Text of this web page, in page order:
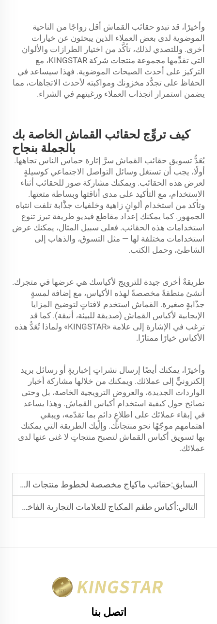
وأخيرًا، قد تبدو حقائب القماش أقل رواجًا من الناحية
الموضوية لدى بعض العملاء الذين يبحثون عن خيارات
أخرى. وللتصدي لذلك، تأكَّد من اختيار الطرازات والألوان
التي تقدِّمها مجموعة منتجات شركة KINGSTAR، مع
التركيز على أحدث الصيحات الموضوية. فهذا سيساعد في
الحفاظ على تجدُّد مخزونك ومواكبته لأحدث الاتجاهات، مما
يضمن استمرار انجذاب العملاء ورغبتهم في الشراء.
كيف تروِّج لحقائب القماش الخاصة بك
بالجملة بنجاح
يُعَدُّ تسويق حقائب القماش سرَّ إثارة حماس الناس تجاهها.
أولًا، يجب أن تستغل وسائل التواصل الاجتماعي كوسيلةٍ
لعرض هذه الحقائب. ويمكنك مشاركة صور للحقائب أثناء
الاستخدام، مع التأكيد على مدى أناقتها وبساطة متعتها.
وتأكد من استخدام ألوانٍ زاهية وخلفيات جذَّابة تلفت انتباه
الجمهور. كما يمكنك إعداد مقاطع فيديو طريفة تبرز تنوع
استخدامات هذه الحقائب. فعلى سبيل المثال، يمكنك عرض
استخدامات مختلفة لها — مثل التسوق، والذهاب إلى
الشاطئ، وحمل الكتب.
طريقةٌ أخرى جيدة للترويج لأكياسك هي عرضها في متجرك.
أنشئ منطقةً مخصصةً لهذه الأكياس، مع إضافة لمسةٍ
جذّابةٍ صغيرة. القماش استخدم لافتاتٍ لتوضيح المزايا
الإيجابية لأكياس القماش (صديقة للبيئة، أنيقة). كما قد
ترغب في الإشارة إلى علامة «KINGSTAR» ولماذا تُعَدُّ هذه
الأكياس خيارًا ممتازًا.
وأخيرًا، يمكنك أيضًا إرسال نشراتٍ إخباريةٍ أو رسائل بريد
إلكترونيٍّ إلى عملائك. ويمكنك من خلالها مشاركة أخبار
الواردات الجديدة، والعروض الترويجية الخاصة، بل وحتى
نصائح حول كيفية استخدام أكياس القماش. وهذا يساعد
في إبقاء عملائك على اطلاعٍ دائمٍ بما تقدّمه، ويبقي
اهتمامهم موجّهًا نحو منتجاتك. وإليك الطريقة التي يمكنك
بها تسويق أكياس القماش لتصبح منتجاتٍ لا غنى عنها لدى
عملائك.
السابق:حقائب ماكياج مخصصة لخطوط منتجات التجميل الحصرية
التالي:أكياس طقم المكياج للعلامات التجارية الفاخرة في مجال التجميل
اتصل بنا